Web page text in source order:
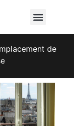
de